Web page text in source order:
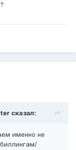
сказал:
именно не